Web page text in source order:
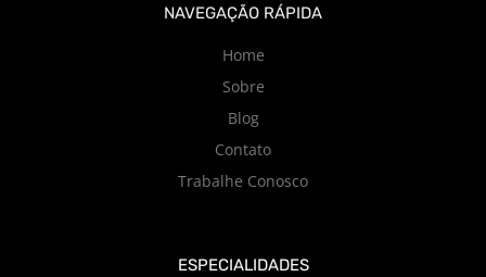
NAVEGAÇÃO RÁPIDA
Home
Sobre
Blog
Contato
Trabalhe Conosco
ESPECIALIDADES